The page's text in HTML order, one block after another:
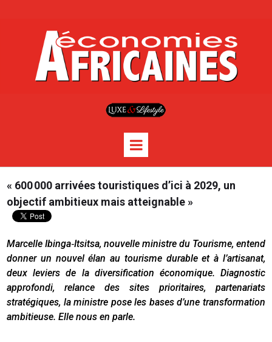
« 600 000 arrivées touristiques d’ici à 2029, un
objectif ambitieux mais atteignable »
Marcelle Ibinga‑Itsitsa, nouvelle ministre du Tourisme, entend
donner un nouvel élan au tourisme durable et à l’artisanat,
deux leviers de la diversification économique. Diagnostic
approfondi, relance des sites prioritaires, partenariats
stratégiques, la ministre pose les bases d’une transformation
ambitieuse. Elle nous en parle.